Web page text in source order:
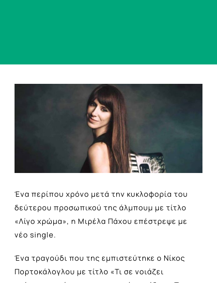
Ένα περίπου χρόνο μετά την κυκλοφορία του
δεύτερου προσωπικού της άλμπουμ με τίτλο
«Λίγο χρώμα», η Μιρέλα Πάχου επέστρεψε με
νέο single.
Ένα τραγούδι που της εμπιστεύτηκε ο Νίκος
Πορτοκάλογλου με τίτλο «Τι σε νοιάζει